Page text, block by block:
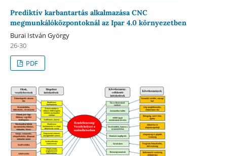
Prediktív karbantartás alkalmazása CNC
megmunkálóközpontoknál az Ipar 4.0 környezetben
Burai István György
26-30
PDF